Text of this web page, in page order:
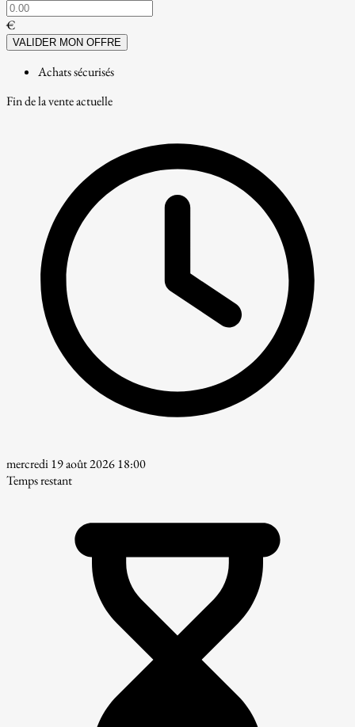
€
VALIDER MON OFFRE
Achats sécurisés
Fin de la vente actuelle
mercredi 19 août 2026 18:00
Temps restant